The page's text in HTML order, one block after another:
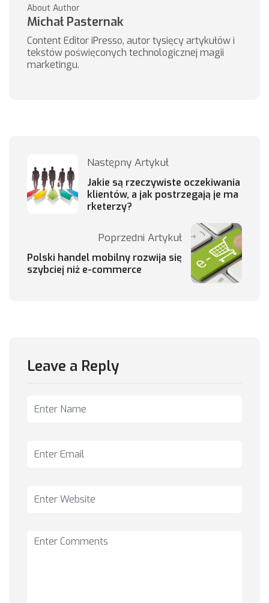
About Author
Michał Pasternak
Content Editor iPresso, autor tysięcy artykułów i
tekstów poświęconych technologicznej magii
marketingu.
Następny Artykuł
Jakie są rzeczywiste oczekiwania
klientów, a jak postrzegają je ma
rketerzy?
Poprzedni Artykuł
Polski handel mobilny rozwija się
szybciej niż e-commerce
Leave a Reply